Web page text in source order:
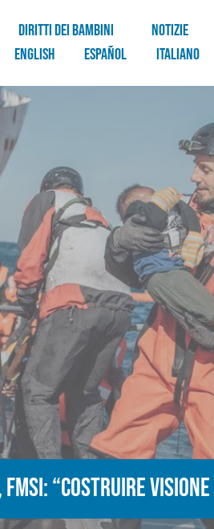
DIRITTI DEI BAMBINI NOTIZIE
English
Español Italiano
FMSI: “Costruire